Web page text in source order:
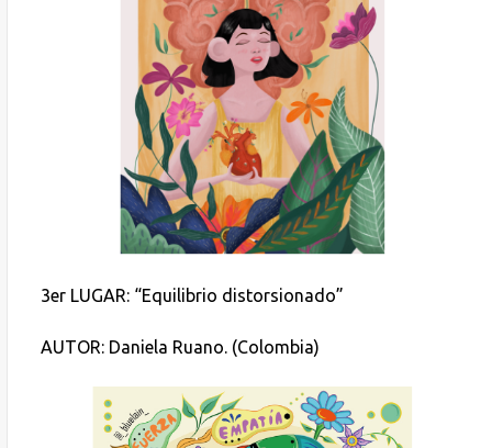
3er LUGAR: “Equilibrio distorsionado”
AUTOR: Daniela Ruano. (Colombia)